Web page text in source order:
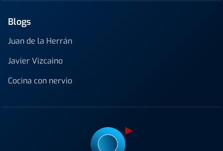
Blogs
Juan de la Herrán
Javier Vizcaino
Cocina con nervio